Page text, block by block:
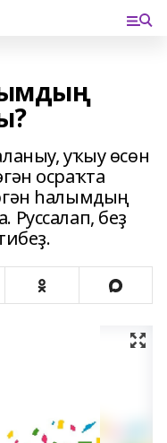
уҡыу өсөн
осраҡта
һалымдың
беҙ